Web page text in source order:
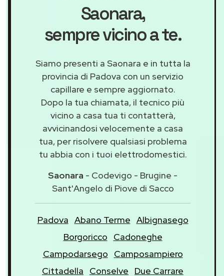
Saonara,
sempre vicino a te.
Siamo presenti a Saonara e in tutta la
provincia di Padova con un servizio
capillare e sempre aggiornato.
Dopo la tua chiamata, il tecnico più
vicino a casa tua ti contatterà,
avvicinandosi velocemente a casa
tua, per risolvere qualsiasi problema
tu abbia con i tuoi elettrodomestici.
Saonara - Codevigo - Brugine -
Sant'Angelo di Piove di Sacco
Padova Abano Terme Albignasego
Borgoricco
Cadoneghe
Campodarsego
Camposampiero
Cittadella
Conselve
Due Carrare